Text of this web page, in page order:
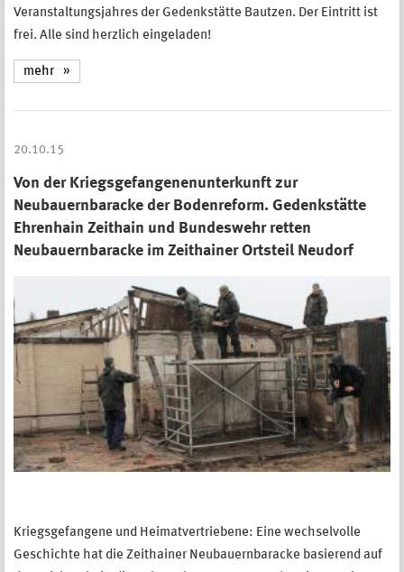
Veranstaltungsjahres der Gedenkstätte Bautzen. Der Eintritt ist
frei. Alle sind herzlich eingeladen!
mehr
20.10.15
Von der Kriegsgefangenenunterkunft zur
Neubauernbaracke der Bodenreform. Gedenkstätte
Ehrenhain Zeithain und Bundeswehr retten
Neubauernbaracke im Zeithainer Ortsteil Neudorf
Kriegsgefangene und Heimatvertriebene: Eine wechselvolle
Geschichte hat die Zeithainer Neubauernbaracke basierend auf